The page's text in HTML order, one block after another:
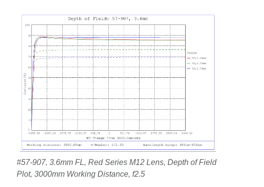
#57-907, 3.6mm FL, Red Series M12 Lens, Depth of Field
Plot, 3000mm Working Distance, f2.5